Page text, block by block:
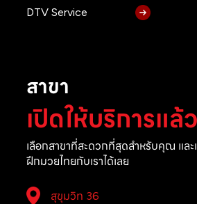
DTV Service
สาขา
เปิดให้บริการแล้
เลือกสาขาที่สะดวกที่สุดสำหรับคุณ และ
ฝึกมวยไทยกับเราได้เลย
สุขุมวิท 36